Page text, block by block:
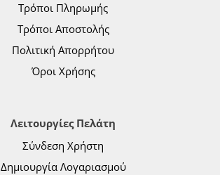
Τρόποι Πληρωμής
Τρόποι Αποστολής
Πολιτική Απορρήτου
Όροι Χρήσης
Λειτουργίες Πελάτη
Σύνδεση Χρήστη
Δημιουργία Λογαριασμού